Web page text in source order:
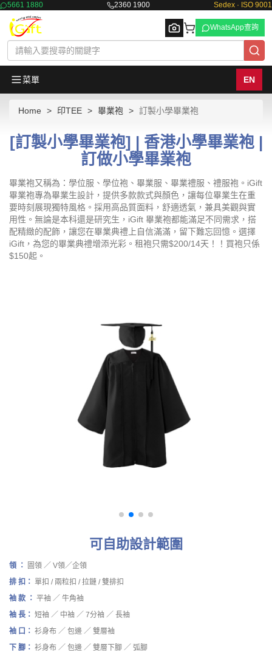
5661 1880 2360 1900 Sedex · ISO 9001
Browse
WhatsApp查詢
菜單 EN
Home 印TEE 畢業袍 訂製小學畢業袍
[訂製小學畢業袍] | 香港小學畢業袍 |
訂做小學畢業袍
畢業袍又稱為：學位服、學位袍、畢業服、畢業禮服、禮服袍。iGift
畢業袍專為畢業生設計，提供多款款式與顏色，讓每位畢業生在重
要時刻展現獨特風格。採用高品質面料，舒適透氣，兼具美觀與實
用性。無論是本科還是研究生，iGift 畢業袍都能滿足不同需求，搭
配精緻的配飾，讓您在畢業典禮上自信滿滿，留下難忘回憶。選擇
iGift，為您的畢業典禮增添光彩。租袍只需$200/14天！！買袍只係
$150起。
可自助設計範圍
領 ：
圖領 ／ V領／企領
排 扣： 單扣 / 兩粒扣 / 拉鏈 / 雙排扣
袖 款 ： 平袖 ／ 牛角袖
袖 長： 短袖 ／ 中袖 ／ 7分袖 ／ 長袖
袖 口： 衫身布 ／ 包邊 ／ 雙層袖
下 腳： 衫身布 ／ 包邊 ／ 雙層下腳 ／ 弧腳